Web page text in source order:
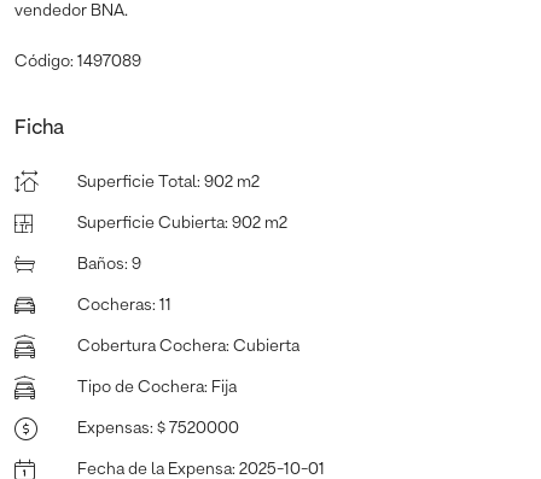
vendedor BNA.
Código: 1497089
Ficha
Superficie Total : 902 m2
Superficie Cubierta: 902 m2
Baños: 9
Cocheras: 11
Cobertura Cochera: Cubierta
Tipo de Cochera: Fija
Expensas: $ 7520000
Fecha de la Expensa: 2025-10-01